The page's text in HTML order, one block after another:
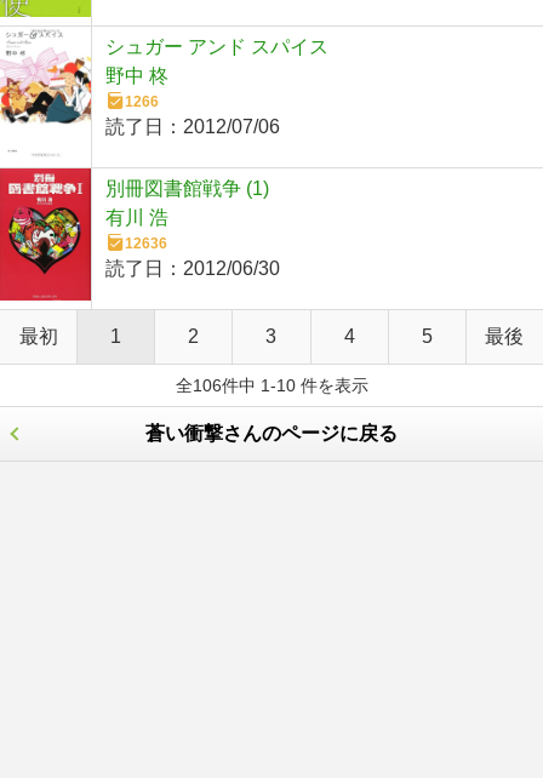
シュガー アンド スパイス
野中 柊
1266
読了日： 2012/07/06
別冊図書館戦争 (1)
有川 浩
12636
読了日： 2012/06/30
最初 1 2 3 4 5 最後
全106件中 1-10 件を表示
蒼い衝撃さんのページに戻る